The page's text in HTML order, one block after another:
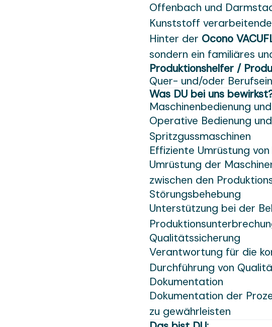
Offenbach und
Kunststoff
Hinter der Ocono
sondern ein familiäres
Produktionshelfer /
Quer- und/oder
Was DU bei uns
Maschinenbedienung
Operative Bedienung
Spritzgussmaschinen
Effiziente Umrüstung
Umrüstung der
zwischen den
Störungsbehebung
Unterstützung bei der
Qualitätssicherung
Verantwortung für die
Durchführung von
Dokumentation
Dokumentation der
zu gewährleisten